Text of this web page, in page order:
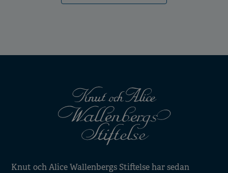
Knut och Alice Wallenbergs Stiftelse har sedan